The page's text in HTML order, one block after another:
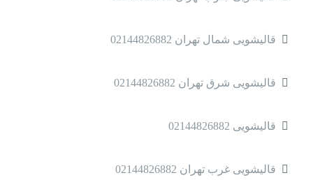
قالیشویی شمال تهران 02144826882
قالیشویی شرق تهران 02144826882
قالیشویی 02144826882
قالیشویی غرب تهران 02144826882